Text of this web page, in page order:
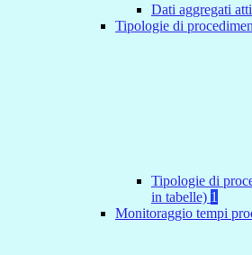
Dati aggregati
Tipologie di
Tipologie di
in tabelle) 1
Monitoraggio tempi